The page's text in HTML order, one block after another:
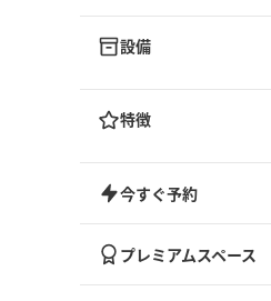
設備
特徴
今すぐ予約
プレミアムスペース